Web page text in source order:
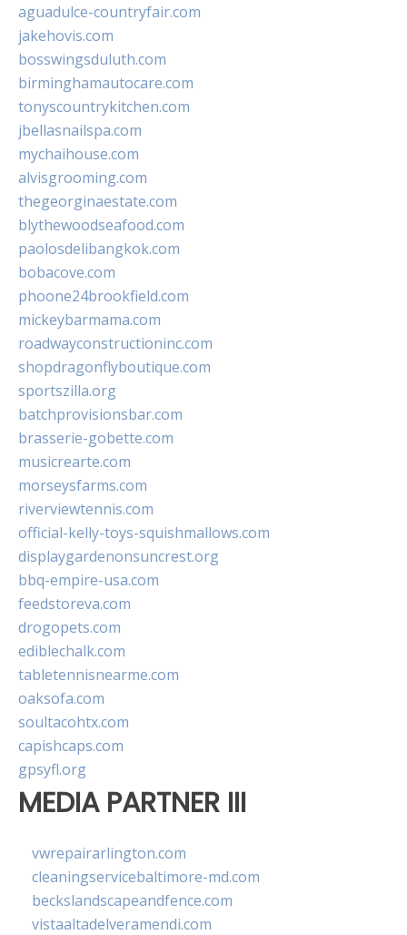
aguadulce-countryfair.com
jakehovis.com
bosswingsduluth.com
birminghamautocare.com
tonyscountrykitchen.com
jbellasnailspa.com
mychaihouse.com
alvisgrooming.com
thegeorginaestate.com
blythewoodseafood.com
paolosdelibangkok.com
bobacove.com
phoone24brookfield.com
mickeybarmama.com
roadwayconstructioninc.com
shopdragonflyboutique.com
sportszilla.org
batchprovisionsbar.com
brasserie-gobette.com
musicrearte.com
morseysfarms.com
riverviewtennis.com
official-kelly-toys-squishmallows.com
displaygardenonsuncrest.org
bbq-empire-usa.com
feedstoreva.com
drogopets.com
ediblechalk.com
tabletennisnearme.com
oaksofa.com
soultacohtx.com
capishcaps.com
gpsyfl.org
MEDIA PARTNER III
vwrepairarlington.com
cleaningservicebaltimore-md.com
beckslandscapeandfence.com
vistaaltadelveramendi.com